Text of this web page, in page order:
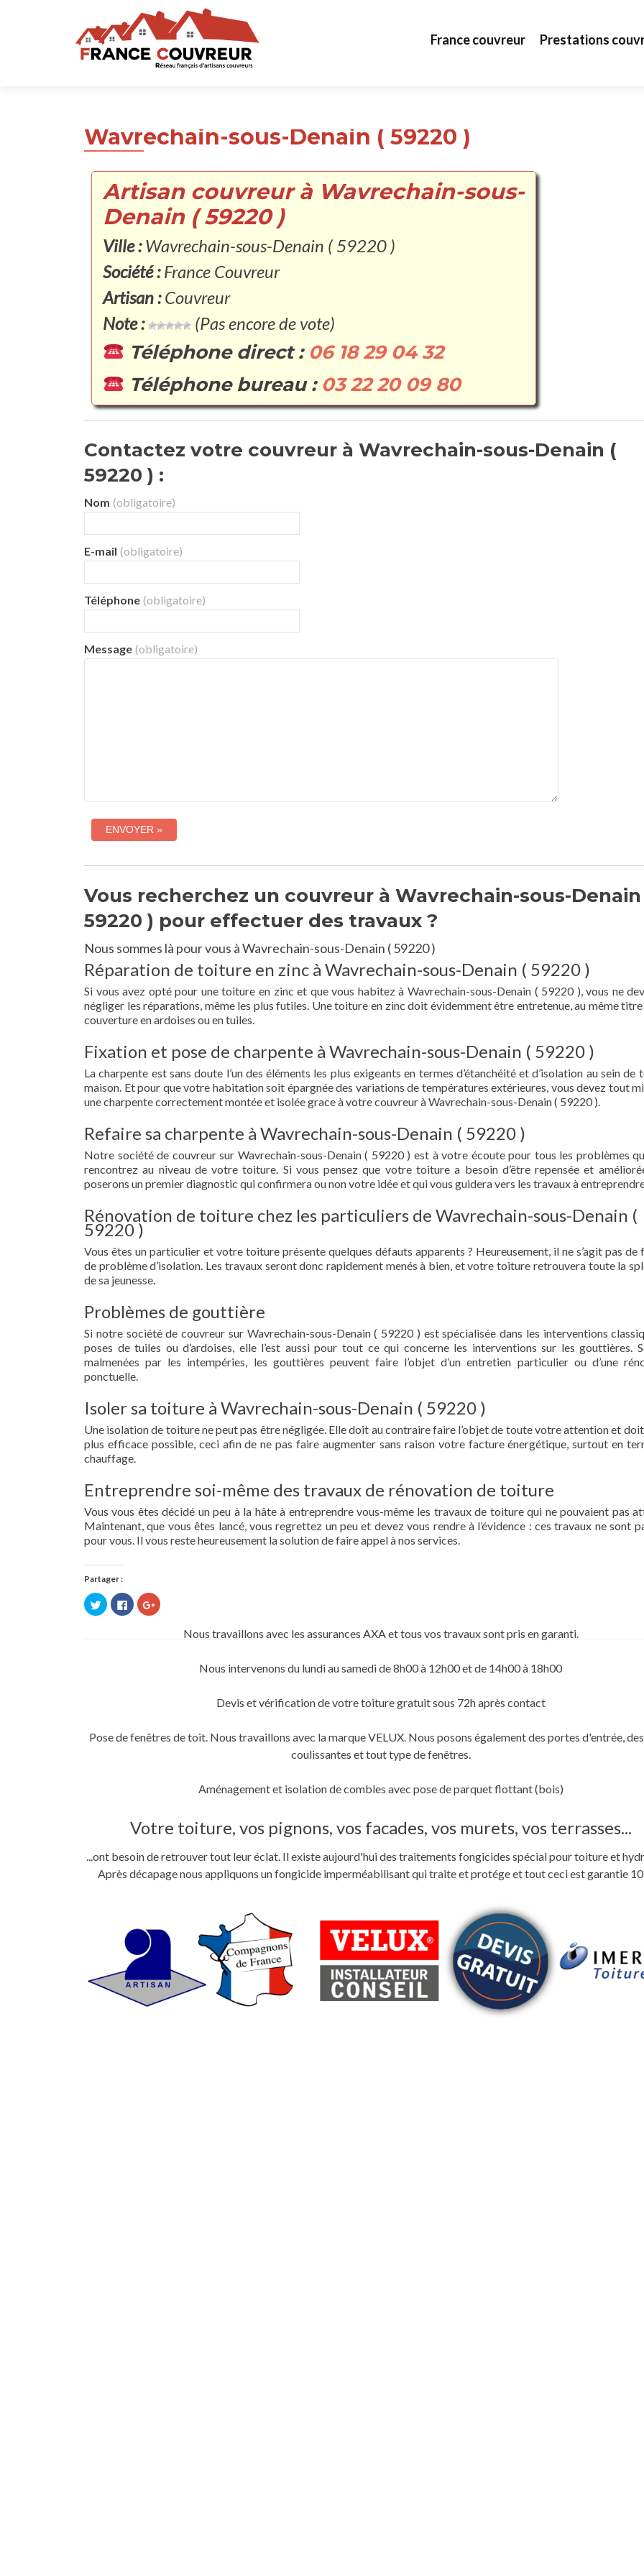
France couvreur Prestations
Wavrechain-sous-Denain ( 59220 )
Artisan couvreur à Wavrechain-sous-
Denain ( 59220 )
Ville :Wavrechain-sous-Denain ( 59220 )
Société :France Couvreur
Artisan :Couvreur
Note :
(Pas encore de vote)
Téléphone direct : 06 18 29 04 32
Téléphone bureau : 03 22 20 09 80
Contactez votre couvreur à Wavrechain-sous-Denain (
59220 ) :
Nom (obligatoire)
E-mail (obligatoire)
Téléphone (obligatoire)
Message (obligatoire)
Vous recherchez un couvreur à Wavrechain-sous-
59220 ) pour effectuer des travaux ?
Nous sommes là pour vous à Wavrechain-sous-Denain ( 59220 )
Réparation de toiture en zinc à Wavrechain-sous-Denain ( 59220 )
Si vous avez opté pour une toiture en zinc et que vous habitez à Wavrechain-sous-Denain ( 59220 ), vous ne
négliger les réparations, même les plus futiles. Une toiture en zinc doit évidemment être entretenue, au même titre
couverture en ardoises ou en tuiles.
Fixation et pose de charpente à Wavrechain-sous-Denain ( 59220 )
La charpente est sans doute l’un des éléments les plus exigeants en termes d’étanchéité et d’isolation au sein de
maison. Et pour que votre habitation soit épargnée des variations de températures extérieures, vous devez tout
une charpente correctement montée et isolée grace à votre couvreur à Wavrechain-sous-Denain ( 59220 ).
Refaire sa charpente à Wavrechain-sous-Denain ( 59220 )
Notre société de couvreur sur Wavrechain-sous-Denain ( 59220 ) est à votre écoute pour tous les problèmes
rencontrez au niveau de votre toiture. Si vous pensez que votre toiture a besoin d’être repensée et
poserons un premier diagnostic qui confirmera ou non votre idée et qui vous guidera vers les travaux à
Rénovation de toiture chez les particuliers de Wavrechain-sous-Denain (
59220 )
Vous êtes un particulier et votre toiture présente quelques défauts apparents ? Heureusement, il ne s’agit pas de
de problème d’isolation. Les travaux seront donc rapidement menés à bien, et votre toiture retrouvera toute la
de sa jeunesse.
Problèmes de gouttière
Si notre société de couvreur sur Wavrechain-sous-Denain ( 59220 ) est spécialisée dans les interventions
poses de tuiles ou d’ardoises, elle l’est aussi pour tout ce qui concerne les interventions sur les gouttières.
malmenées par les intempéries, les gouttières peuvent faire l’objet d’un entretien particulier ou d’une
ponctuelle.
Isoler sa toiture à Wavrechain-sous-Denain ( 59220 )
Une isolation de toiture ne peut pas être négligée. Elle doit au contraire faire l’objet de toute votre attention et
plus efficace possible, ceci afin de ne pas faire augmenter sans raison votre facture énergétique, surtout en
chauffage.
Entreprendre soi-même des travaux de rénovation de toiture
Vous vous êtes décidé un peu à la hâte à entreprendre vous-même les travaux de toiture qui ne pouvaient pas
Maintenant, que vous êtes lancé, vous regrettez un peu et devez vous rendre à l’évidence : ces travaux ne sont
pour vous. Il vous reste heureusement la solution de faire appel à nos services.
Partager :
Cliquez
pour
partager
Cliquez
pour
partager
Facebook(ouvre
Cliquez
pour
Google+Nous travaillons avec les assurances AXA et tous vos travaux sont pris en garanti.
Nous intervenons du lundi au samedi de 8h00 à 12h00 et de 14h00 à 18h00
Devis et vérification de votre toiture gratuit sous 72h après contact
Pose de fenêtres de toit. Nous travaillons avec la marque VELUX. Nous posons également des portes d'entrée,
coulissantes et tout type de fenêtres.
Aménagement et isolation de combles avec pose de parquet flottant (bois)
Votre toiture, vos pignons, vos facades, vos murets, vos terrasses...
...ont besoin de retrouver tout leur éclat. Il existe aujourd'hui des traitements fongicides spécial pour toiture et
Après décapage nous appliquons un fongicide imperméabilisant qui traite et protége et tout ceci est garantie 10